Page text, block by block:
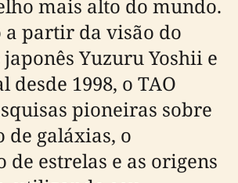
mais alto do mundo.
a partir da visão do
Yuzuru Yoshii e
desde 1998, o TAO
pioneiras sobre
de galáxias, o
de estrelas e as origens